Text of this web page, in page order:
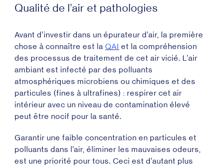
Qualité de l’air et pathologies
Avant d’investir dans un épurateur d’air, la première
chose à connaître est la QAI et la compréhension
des processus de traitement de cet air vicié. L’air
ambiant est infecté par des polluants
atmosphériques microbiens ou chimiques et des
particules (fines à ultrafines) : respirer cet air
intérieur avec un niveau de contamination élevé
peut être nocif pour la santé.
Garantir une faible concentration en particules et
polluants dans l’air, éliminer les mauvaises odeurs,
est une priorité pour tous. Ceci est d’autant plus